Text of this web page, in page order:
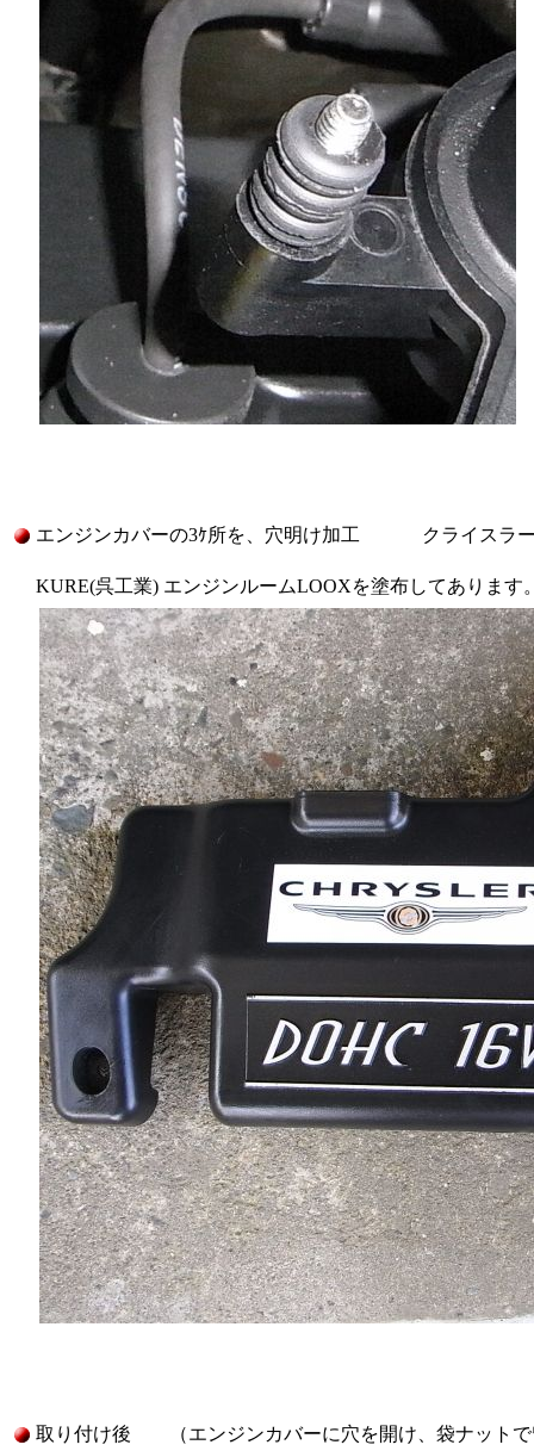
エンジンカバーの3ｹ所を、穴明け加工 クライスラー
KURE(呉工業) エンジンルームLOOXを塗布してあります
取り付け後 （エンジンカバーに穴を開け、袋ナットで